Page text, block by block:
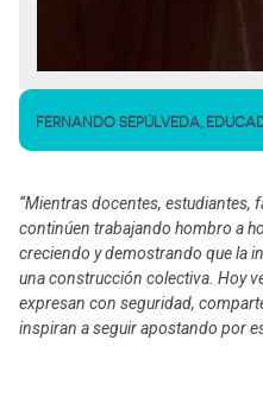
FERNANDO SEPÚLVEDA,
“Mientras docentes, estudiantes,
continúen trabajando hombro a
creciendo y demostrando que la
una construcción colectiva. Hoy
expresan con seguridad,
inspiran a seguir apostando por